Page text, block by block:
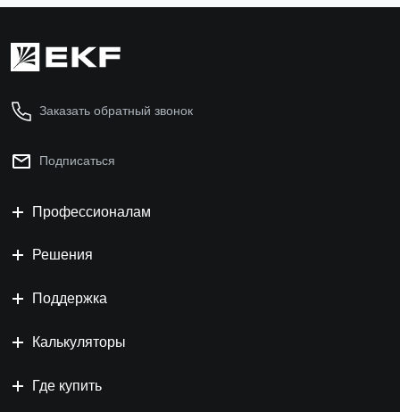
Заказать обратный звонок
Подписаться
Профессионалам
Решения
Поддержка
Калькуляторы
Где купить